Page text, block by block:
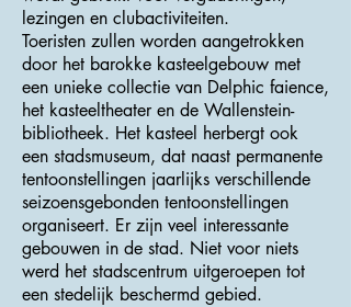
lezingen en clubactiviteiten.
Toeristen zullen worden aangetrokken
door het barokke kasteelgebouw met
een unieke collectie van Delphic faience,
het kasteeltheater en de Wallenstein-
bibliotheek. Het kasteel herbergt ook
een stadsmuseum, dat naast permanente
tentoonstellingen jaarlijks verschillende
seizoensgebonden tentoonstellingen
organiseert. Er zijn veel interessante
gebouwen in de stad. Niet voor niets
werd het stadscentrum uitgeroepen tot
een stedelijk beschermd gebied.